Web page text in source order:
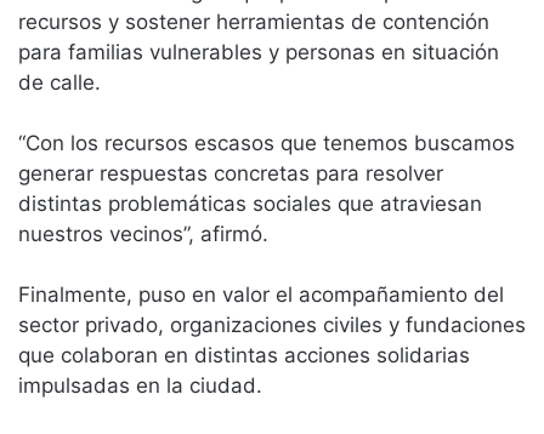
recursos y sostener herramientas de contención
para familias vulnerables y personas en situación
de calle.
“Con los recursos escasos que tenemos buscamos
generar respuestas concretas para resolver
distintas problemáticas sociales que atraviesan
nuestros vecinos”, afirmó.
Finalmente, puso en valor el acompañamiento del
sector privado, organizaciones civiles y fundaciones
que colaboran en distintas acciones solidarias
impulsadas en la ciudad.